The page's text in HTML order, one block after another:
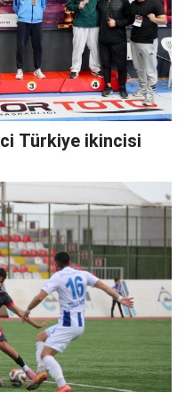
Türkiye ikincisi